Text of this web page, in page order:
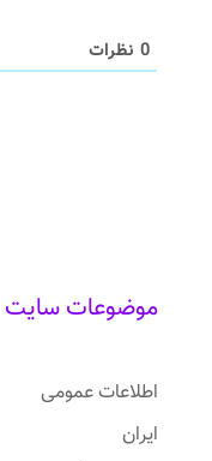
0نظرات
موضوعات سایت
اطلاعات عمومی
ایران